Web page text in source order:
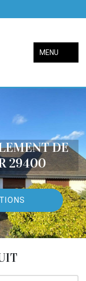
MENU
DE
29400